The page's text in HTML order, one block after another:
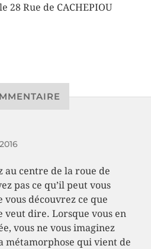
28 Rue de CACHEPIOU
au centre de la roue de
pas ce qu’il peut vous
découvrez ce que
dire. Lorsque vous en
vous ne vous imaginez
métamorphose qui vient de